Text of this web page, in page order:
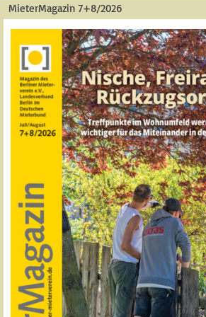
MieterMagazin 7+8/2026